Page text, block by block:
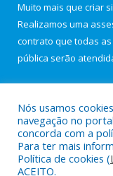
Muito mais que criar
Realizamos uma
contrato que todas
pública serão
Todos os direitos
Nós usamos
navegação no
concorda com a
Para ter mais
Política de cookies (
ACEITO.